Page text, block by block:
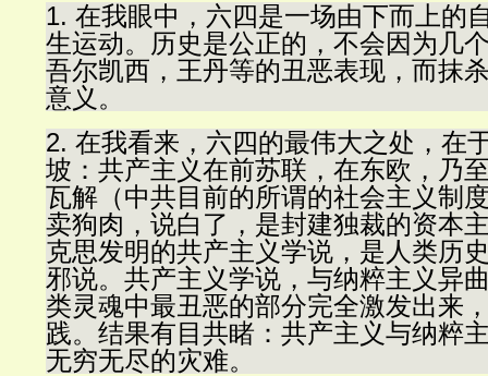
1. 在我眼中，六四是一场由下而上的
生运动。历史是公正的，不会因为几
吾尔凯西，王丹等的丑恶表现，而抹
意义。
2. 在我看来，六四的最伟大之处，在
坡：共产主义在前苏联，在东欧，乃
瓦解（中共目前的所谓的社会主义制
卖狗肉，说白了，是封建独裁的资本
克思发明的共产主义学说，是人类历
邪说。共产主义学说，与纳粹主义异
类灵魂中最丑恶的部分完全激发出来
践。结果有目共睹：共产主义与纳粹
无穷无尽的灾难。